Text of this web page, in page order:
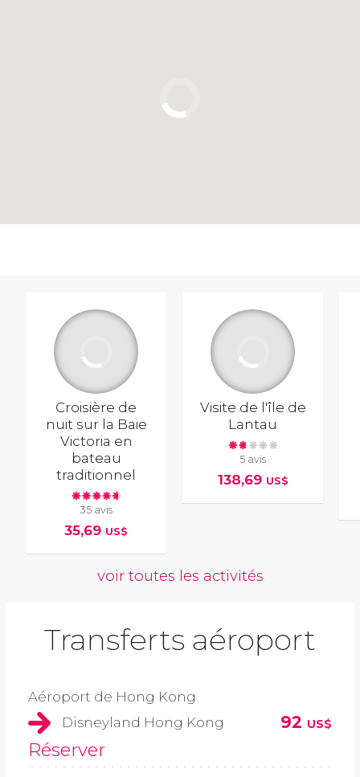
Croisière de
nuit sur la Baie
Victoria en
bateau
traditionnel
35 avis
35,69 US$
Visite de l'île de
Lantau
5 avis
138,69 US$
voir toutes les activités
Transferts aéroport
Aéroport de Hong Kong
Disneyland Hong Kong
92 US$
Réserver